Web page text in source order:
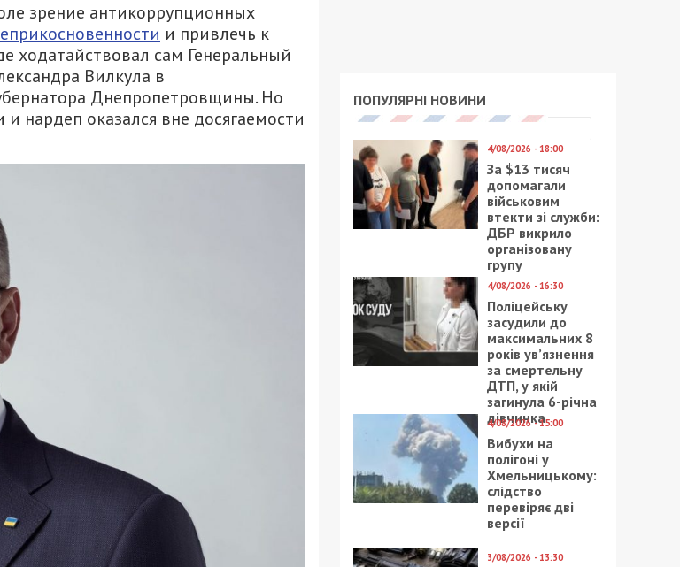
зрение антикоррупционных
и привлечь к
ходатайствовал сам Генеральный
Вилкула в
Днепропетровщины. Но
нардеп оказался вне досягаемости
ПОПУЛЯРНІ НОВИНИ
4/08/2026 - 18:00
За $13 тисяч
допомагали
військовим
втекти зі служби:
ДБР викрило
організовану
групу
4/08/2026 - 16:30
Поліцейську
засудили до
максимальних 8
років ув’язнення
за смертельну
ДТП, у якій
загинула 6-річна
дівчинка
4/08/2026 - 15:00
Вибухи на
полігоні у
Хмельницькому:
слідство
перевіряє дві
версії
3/08/2026 - 13:30